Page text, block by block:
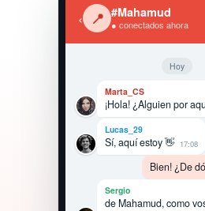
‹ 📍 #Mahamud
● conectados ahora
Hoy
Marta_CS
¡Hola! ¿Alguien por
Lucas_29
Sí, aquí estoy 👋 17:08
Bien! ¿De
Sergio
de Mahamud, como